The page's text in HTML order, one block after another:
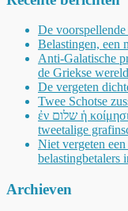
De
Belastingen, een
Anti-Galatische
de Griekse wereld
De vergeten
Twee Schotse
ἐν שלום ἡ κοίμησις: identiteitsbeleving op basis van Griekse
tweetalige
Niet vergeten
belastingbetalers
Archieven